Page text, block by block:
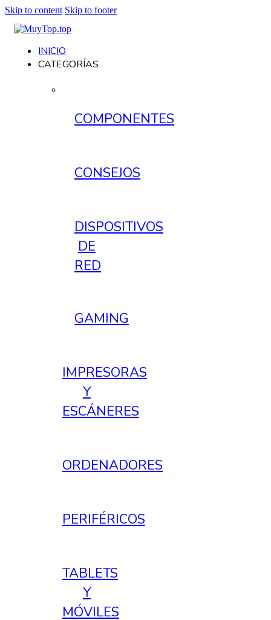
Skip to content Skip to footer
INICIO
CATEGORÍAS
COMPONENTES
CONSEJOS
DISPOSITIVOS
DE
RED
GAMING
IMPRESORAS
Y
ESCÁNERES
ORDENADORES
PERIFÉRICOS
TABLETS
Y
MÓVILES